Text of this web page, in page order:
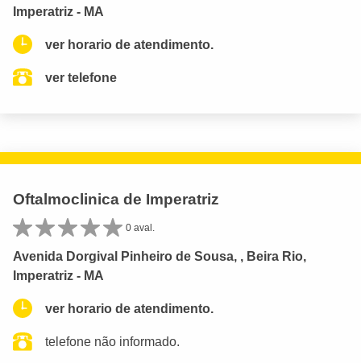
Imperatriz - MA
ver horario de atendimento.
ver telefone
Oftalmoclinica de Imperatriz
0 aval.
Avenida Dorgival Pinheiro de Sousa, , Beira Rio,
Imperatriz - MA
ver horario de atendimento.
telefone não informado.